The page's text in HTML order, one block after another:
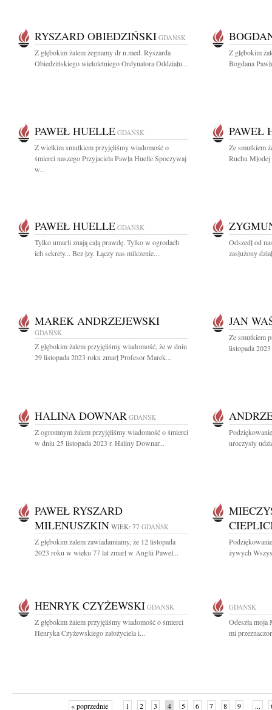
RYSZARD OBIEDZIŃSKI GDAŃSK
Z głębokim żalem żegnamy dr n.med. Ryszarda
Obiedzińskiego wieloletniego Ordynatora Oddziału...
Z głębokim
Bogdana
PAWEŁ HUELLE GDAŃSK
Z wielkim smutkiem przyjęliśmy wiadomość o
śmierci naszego Przyjaciela Pawła Huelle Spoczywaj
w...
PAWEŁ
Ze smutkiem
Ruchu
PAWEŁ HUELLE GDAŃSK
Tylko umarli znają całą prawdę. Tylko w ogrodach
ich sekrety... Bez łzy. Łączy nas milczenie....
Odszedł od
zasłużony
MAREK ANDRZEJEWSKI
GDAŃSK
Z głębokim żalem przyjęliśmy wiadomość, że w dniu
29 listopada 2023 roku zmarł Profesor Marek...
JAN
Ze smutkiem
listopada
HALINA DOWNAR GDAŃSK
Z ogromnym żalem przyjęliśmy wiadomość o śmierci
w dniu 25 listopada 2023 r. Haliny Downar...
uroczysty
PAWEŁ RYSZARD
MILENUSZKIN WIEK: 77 GDAŃSK
Z głębokim żalem zawiadamiamy, że 12 listopada
2023 roku w wieku 77 lat zmarł w Anglii Paweł...
żywych
HENRYK CZYŻEWSKI GDAŃSK
Z głębokim żalem przyjęliśmy wiadomość o śmierci
Henryka Czyżewskiego założyciela i...
GDAŃSK
Odeszła moja
mi
« poprzednie 1 2 3 4 5 6 7 8 9 ...